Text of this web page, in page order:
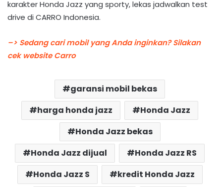
karakter Honda Jazz yang sporty, lekas jadwalkan test
drive di CARRO Indonesia.
–> Sedang cari mobil yang Anda inginkan? Silakan
cek website Carro
garansi mobil bekas
harga honda jazz
Honda Jazz
Honda Jazz bekas
Honda Jazz dijual
Honda Jazz RS
Honda Jazz S
kredit Honda Jazz